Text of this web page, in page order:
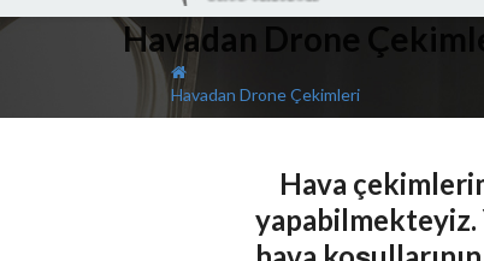
Havadan Drone
Havadan Drone Çekimleri
Hava
yapabilmekteyiz.